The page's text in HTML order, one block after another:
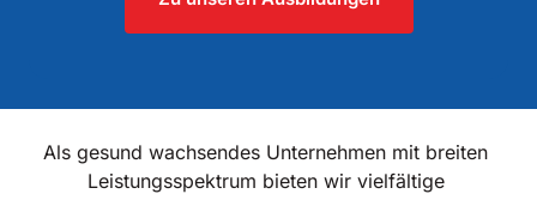
Als gesund wachsendes Unternehmen mit breiten
Leistungsspektrum bieten wir vielfältige